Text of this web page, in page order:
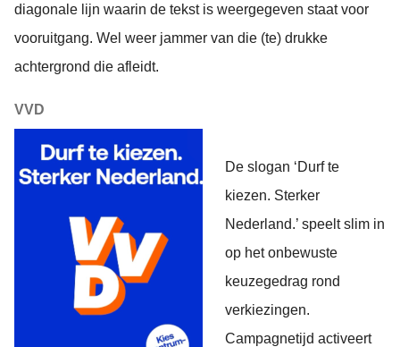
diagonale lijn waarin de tekst is weergegeven staat voor
vooruitgang. Wel weer jammer van die (te) drukke
achtergrond die afleidt.
VVD
De slogan ‘Durf te
kiezen. Sterker
Nederland.’ speelt slim in
op het onbewuste
keuzegedrag rond
verkiezingen.
Campagnetijd activeert